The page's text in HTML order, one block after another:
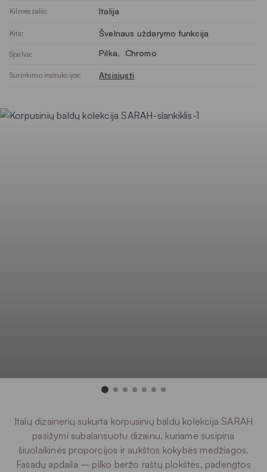
Kilmės šalis: Italija
Kita: Švelnaus uždarymo funkcija
Spalva: Pilka, Chromo
Surinkimo instrukcijos: Atsisiųsti
Italų dizainerių sukurta korpusinių baldų kolekcija SARAH
pasižymi subalansuotu dizainu, kuriame susipina
šiuolaikinės proporcijos ir aukštos kokybės medžiagos.
Fasadų apdaila – pilko beržo raštų plokštės, padengtos